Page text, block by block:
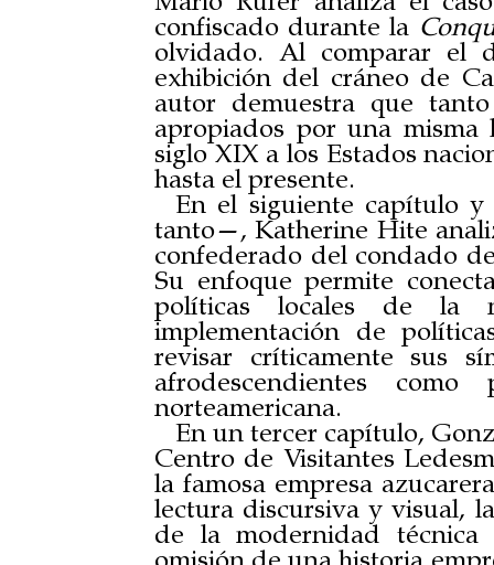
confiscado durante la
olvidado. Al comparar el
exhibición del cráneo de
autor demuestra que
apropiados por una
siglo XIX a los Estados
hasta el presente.
En el siguiente capítulo
tanto—, Katherine Hite
confederado del condado
Su enfoque permite
políticas locales de la
implementación de
revisar críticamente sus
afrodescendientes
norteamericana.
En un tercer capítulo,
Centro de Visitantes
la famosa empresa
lectura discursiva y visual,
de la modernidad